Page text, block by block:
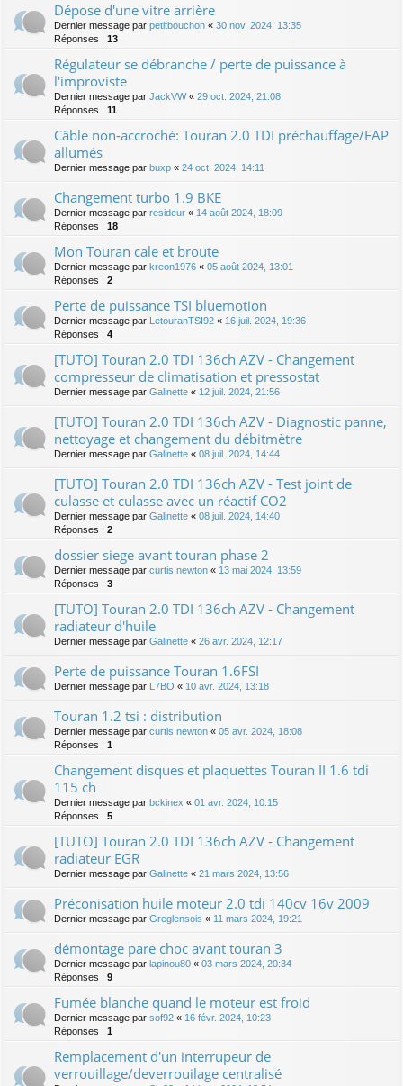
Dépose d'une vitre arrière
Dernier message par petitbouchon « 30 nov. 2024, 13:35
Réponses : 13
Régulateur se débranche / perte de puissance à
l'improviste
Dernier message par JackVW« 29 oct. 2024, 21:08
Réponses : 11
Câble non-accroché: Touran 2.0 TDI préchauffage/FAP
allumés
Dernier message par buxp « 24 oct. 2024, 14:11
Changement turbo 1.9 BKE
Dernier message par resideur « 14 août 2024, 18:09
Réponses : 18
Mon Touran cale et broute
Dernier message par kreon1976 « 05 août 2024, 13:01
Réponses : 2
Perte de puissance TSI bluemotion
Dernier message par LetouranTSI92 « 16 juil. 2024, 19:36
Réponses : 4
[TUTO] Touran 2.0 TDI 136ch AZV - Changement
compresseur de climatisation et pressostat
Dernier message par Galinette « 12 juil. 2024, 21:56
[TUTO] Touran 2.0 TDI 136ch AZV - Diagnostic panne,
nettoyage et changement du débitmètre
Dernier message par Galinette « 08 juil. 2024, 14:44
[TUTO] Touran 2.0 TDI 136ch AZV - Test joint de
culasse et culasse avec un réactif CO2
Dernier message par Galinette « 08 juil. 2024, 14:40
Réponses : 2
dossier siege avant touran phase 2
Dernier message par curtis newton « 13 mai 2024, 13:59
Réponses : 3
[TUTO] Touran 2.0 TDI 136ch AZV - Changement
radiateur d'huile
Dernier message par Galinette « 26 avr. 2024, 12:17
Perte de puissance Touran 1.6FSI
Dernier message par L7BO « 10 avr. 2024, 13:18
Touran 1.2 tsi : distribution
Dernier message par curtis newton « 05 avr. 2024, 18:08
Réponses : 1
Changement disques et plaquettes Touran II 1.6 tdi
115 ch
Dernier message par bckinex « 01 avr. 2024, 10:15
Réponses : 5
[TUTO] Touran 2.0 TDI 136ch AZV - Changement
radiateur EGR
Dernier message par Galinette « 21 mars 2024, 13:56
Préconisation huile moteur 2.0 tdi 140cv 16v 2009
Dernier message par Greglensois « 11 mars 2024, 19:21
démontage pare choc avant touran 3
Dernier message par lapinou80 « 03 mars 2024, 20:34
Réponses : 9
Fumée blanche quand le moteur est froid
Dernier message par sof92 « 16 févr. 2024, 10:23
Réponses : 1
Remplacement d'un interrupeur de
verrouillage/deverrouilage centralisé